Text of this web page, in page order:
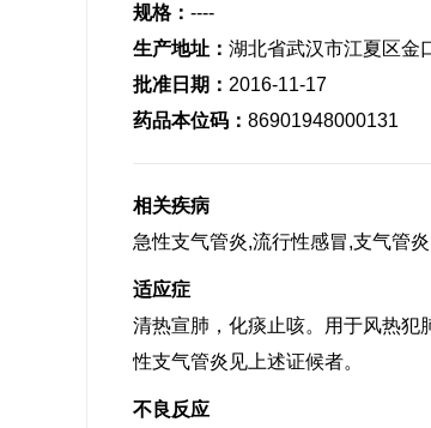
规格： ----
生产地址： 湖北省武汉市江夏区金
批准日期： 2016-11-17
药品本位码： 86901948000131
相关疾病
急性支气管炎,流行性感冒,支气管
适应症
清热宣肺，化痰止咳。用于风热犯
性支气管炎见上述证候者。
不良反应